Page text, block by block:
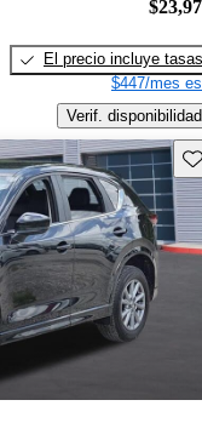
El precio incluye tasas
$447/mes
Verif. disponibilidad